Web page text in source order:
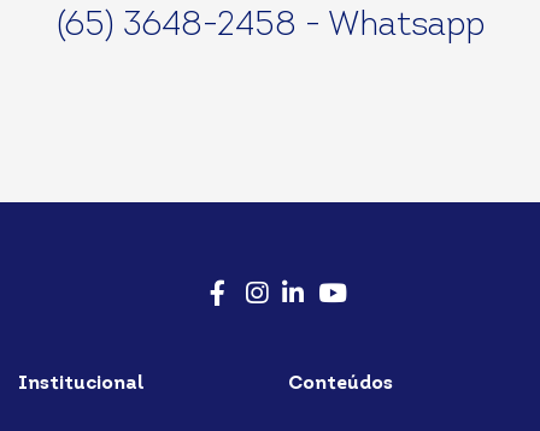
(65) 3648-2458 - Whatsapp
Institucional Conteúdos